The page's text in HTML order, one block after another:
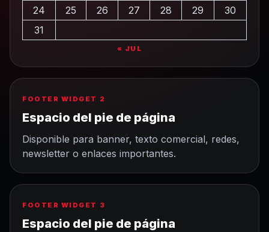
24
25 26 27 28 29
30
31
« JUL
FOOTER WIDGET 2
Espacio del pie de página
Disponible para banner, texto comercial, redes,
newsletter o enlaces importantes.
FOOTER WIDGET 3
Espacio del pie de página